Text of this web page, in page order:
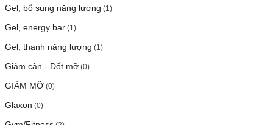
Gel, bổ sung năng lượng (1)
Gel, energy bar (1)
Gel, thanh năng lượng (1)
Giảm cân - Đốt mỡ (0)
GIẢM MỠ (0)
Glaxon (0)